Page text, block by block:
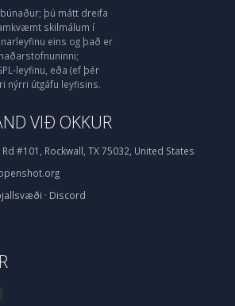
þú mátt dreifa
skilmálum í
eins og það er
leyfinu, eða (ef þér
nýrri útgáfu leyfisins.
VIÐ OKKUR
Rd #101, Rockwall, TX 75032, United States
· Discord